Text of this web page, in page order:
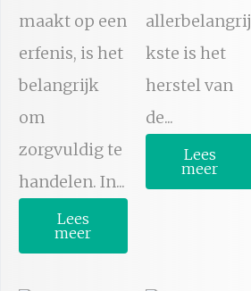
maakt op een
erfenis, is het
belangrijk
om
zorgvuldig te
handelen. In...
Lees
meer
allerbelangrij
kste is het
herstel van
de...
Lees
meer